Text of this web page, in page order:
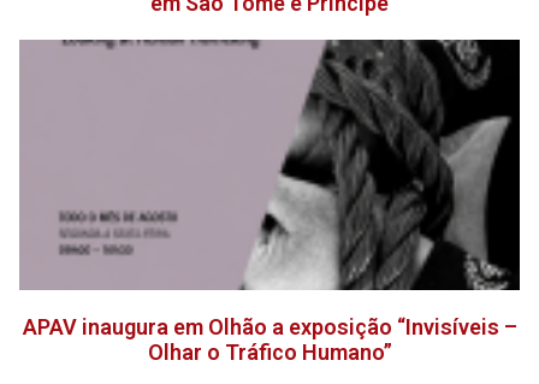
APAV inaugura em Olhão a exposição “Invisíveis –
Olhar o Tráfico Humano”